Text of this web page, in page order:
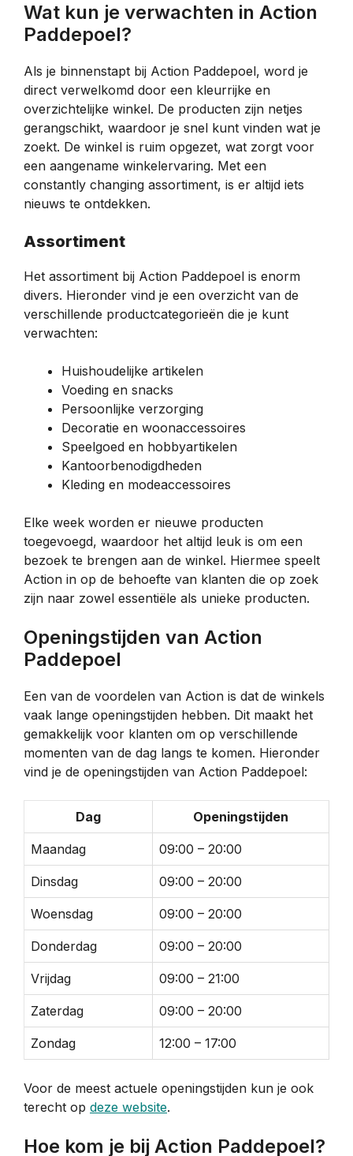
Wat kun je verwachten in Action
Paddepoel?
Als je binnenstapt bij Action Paddepoel, word je
direct verwelkomd door een kleurrijke en
overzichtelijke winkel. De producten zijn netjes
gerangschikt, waardoor je snel kunt vinden wat je
zoekt. De winkel is ruim opgezet, wat zorgt voor
een aangename winkelervaring. Met een
constantly changing assortiment, is er altijd iets
nieuws te ontdekken.
Assortiment
Het assortiment bij Action Paddepoel is enorm
divers. Hieronder vind je een overzicht van de
verschillende productcategorieën die je kunt
verwachten:
Huishoudelijke artikelen
Voeding en snacks
Persoonlijke verzorging
Decoratie en woonaccessoires
Speelgoed en hobbyartikelen
Kantoorbenodigdheden
Kleding en modeaccessoires
Elke week worden er nieuwe producten
toegevoegd, waardoor het altijd leuk is om een
bezoek te brengen aan de winkel. Hiermee speelt
Action in op de behoefte van klanten die op zoek
zijn naar zowel essentiële als unieke producten.
Openingstijden van Action
Paddepoel
Een van de voordelen van Action is dat de winkels
vaak lange openingstijden hebben. Dit maakt het
gemakkelijk voor klanten om op verschillende
momenten van de dag langs te komen. Hieronder
vind je de openingstijden van Action Paddepoel:
Dag Openingstijden
Maandag 09:00 – 20:00
Dinsdag 09:00 – 20:00
Woensdag 09:00 – 20:00
Donderdag 09:00 – 20:00
Vrijdag 09:00 – 21:00
Zaterdag 09:00 – 20:00
Zondag 12:00 – 17:00
Voor de meest actuele openingstijden kun je ook
terecht op deze website.
Hoe kom je bij Action Paddepoel?